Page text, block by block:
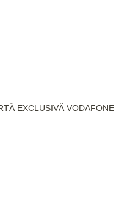
EXCLUSIVĂ VODAFONE